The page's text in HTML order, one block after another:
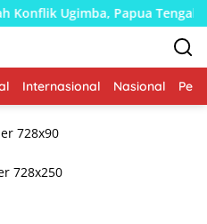
Tengah Kodim
Internasional Nasional